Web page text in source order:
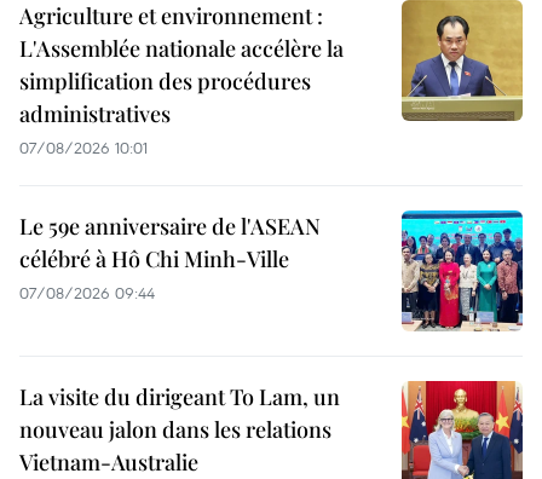
Agriculture et environnement :
L'Assemblée nationale accélère la
simplification des procédures
administratives
07/08/2026 10:01
Le 59e anniversaire de l'ASEAN
célébré à Hô Chi Minh-Ville
07/08/2026 09:44
La visite du dirigeant To Lam, un
nouveau jalon dans les relations
Vietnam-Australie